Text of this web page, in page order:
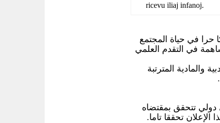
ricevu iliaj infanoj.
في حياة المجتمع
في التقدم العلمي
والمادية المترتبة
دولي تتحقق بمقتضاه
تحققا تاما.